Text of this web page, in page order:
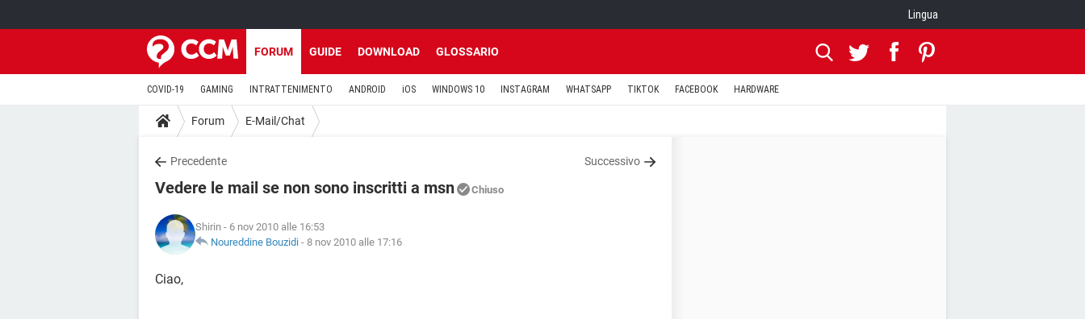
Lingua
FORUM GUIDE DOWNLOAD GLOSSARIO
COVID-19 GAMING INTRATTENIMENTO ANDROID iOS WINDOWS 10 INSTAGRAM WHATSAPP TIKTOK FACEBOOK HARDWARE
Forum E-Mail/Chat
Precedente Successivo
Vedere le mail se non sono inscritti a msn Chiuso
Shirin - 6 nov 2010 alle 16:53
Noureddine Bouzidi - 8 nov 2010 alle 17:16
Ciao,